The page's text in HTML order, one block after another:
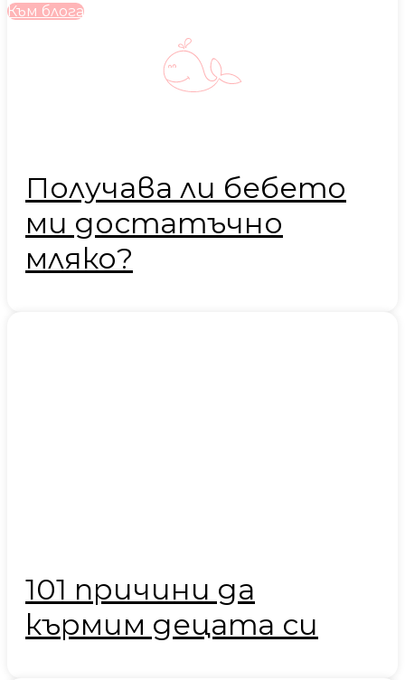
Към блога
Получава ли бебето
ми достатъчно
мляко?
101 причини да
кърмим децата си